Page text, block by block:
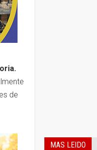
de
MAS LEIDO